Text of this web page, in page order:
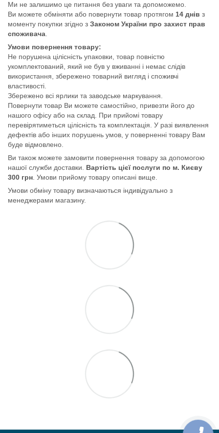
Ми не залишимо це питання без уваги та допоможемо.
Ви можете обміняти або повернути товар протягом 14 днів з
моменту покупки згідно з Законом України про захист прав
споживача
Умови повернення товару:
Не порушена цілісність упаковки, товар повністю
укомплектований, який не був у вживанні і немає слідів
використання, збережено товарний вигляд і споживчі
властивості.
Збережено всі ярлики та заводське маркування.
Повернути товар Ви можете самостійно, привезти його до
нашого офісу або на склад. При прийомі товару
перевірятиметься цілісність та комплектація. У разі виявлення
дефектів або інших порушень умов, у поверненні товару Вам
буде відмовлено.
Ви також можете замовити повернення товару за допомогою
нашої служби доставки. Вартість цієї послуги по м. Києву
300 грн . Умови прийому товару описані вище.
Умови обміну товару визначаються індивідуально з
менеджерами магазину.